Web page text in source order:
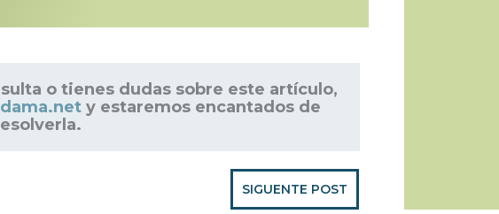
o tienes dudas sobre este artículo,
y estaremos encantados de
SIGUENTE POST